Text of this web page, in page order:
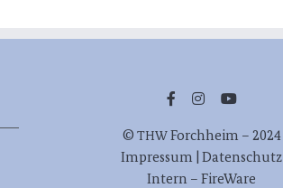
© THWForch­heim – 2024
Impres­sum | Datenschutz
Intern – FireWare